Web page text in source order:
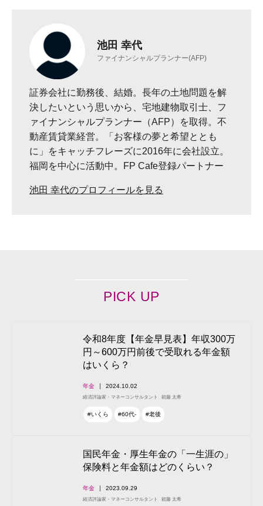
池田 幸代
ファイナンシャルプランナー(AFP)
証券会社に勤務後、結婚。長年の土地問題を解
決したいという思いから、宅地建物取引士、フ
ァイナンシャルプランナー（AFP）を取得。不
動産賃貸業経営。「お客様の夢と希望ととも
に」をキャッチフレーズに2016年に会社設立。
福岡を中心に活動中。FP Cafe登録パートナー
池田 幸代のプロフィールを見る
PICK UP
令和8年度【年金早見表】年収300万
円～600万円前後で受取れる年金額
はいくら？
年金 2024.10.02
経済評論家・マネーコンサルタント 頼藤 太希
#いくら #60代- #老後
国民年金・厚生年金の「一生涯の」
保険料と年金額はどのくらい？
年金 2023.09.29
経済評論家・マネーコンサルタント 頼藤 太希